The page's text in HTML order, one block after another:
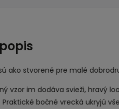
ako stvorené pre malé
vzor im dodáva svieži, hravý
bočné vrecká ukryjú